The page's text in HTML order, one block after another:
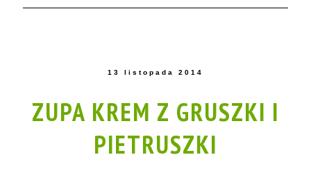
13 listopada 2014
ZUPA KREM Z GRUSZKI I
PIETRUSZKI